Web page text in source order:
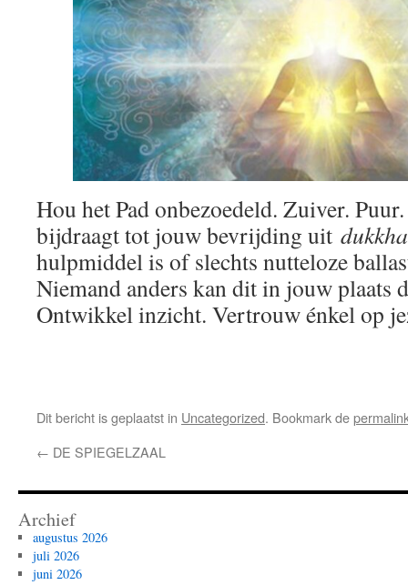
Hou het Pad onbezoedeld. Zuiver.
bijdraagt tot jouw bevrijding uit dukkha
hulpmiddel is of slechts nutteloze
Niemand anders kan dit in jouw plaats
Ontwikkel inzicht. Vertrouw énkel op
Dit bericht is geplaatst in Uncategorized. Bookmark de
← DE SPIEGELZAAL
Archief
augustus 2026
juli 2026
juni 2026